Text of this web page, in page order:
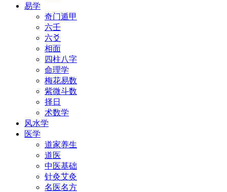
易学
奇门遁甲
六壬
六爻
相面
四柱八字
命理学
梅花易数
紫微斗数
择日
术数学
风水学
医学
道家养生
道医
中医基础
针灸艾灸
名医名方